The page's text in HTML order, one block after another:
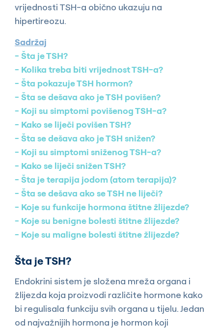
vrijednosti TSH-a obično ukazuju na
hipertireozu.
Sadržaj
Šta je TSH?
Kolika treba biti vrijednost TSH-a?
Šta pokazuje TSH hormon?
Šta se dešava ako je TSH povišen?
Koji su simptomi povišenog TSH-a?
Kako se liječi povišen TSH?
Šta se dešava ako je TSH snižen?
Koji su simptomi sniženog TSH-a?
Kako se liječi snižen TSH?
Šta je terapija jodom (atom terapija)?
Šta se dešava ako se TSH ne liječi?
Koje su funkcije hormona štitne žlijezde?
Koje su benigne bolesti štitne žlijezde?
Koje su maligne bolesti štitne žlijezde?
Šta je TSH?
Endokrini sistem je složena mreža organa i
žlijezda koja proizvodi različite hormone kako
bi regulisala funkciju svih organa u tijelu. Jedan
od najvažnijih hormona je hormon koji